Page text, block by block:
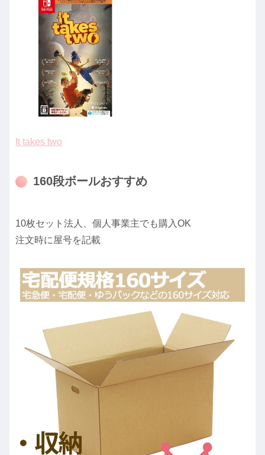
It takes two
160段ボールおすすめ
10枚セット法人、個人事業主でも購入OK
注文時に屋号を記載